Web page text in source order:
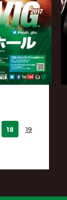
18 19